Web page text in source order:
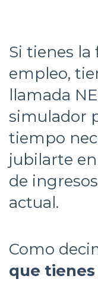
Si tienes
empleo,
llamada
simulador
tiempo
jubilarte
de
actual.
Como
que